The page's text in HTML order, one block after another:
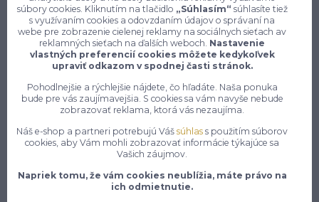
Konečne e-shop, kde nemusíte
vyberať medzi kvalitou a cenou,
pre mužov a ženy na jednom mieste,
7 z 10 zákazníkov si objedná znovu do 30 dní —
zistite, čo je na našich pracovných odevoch a
súbory cookies. Kliknutím na tlačidlo „Súhlasím“ súhlasíte tiež
s využívaním cookies a odovzdaním údajov o správaní na
webe pre zobrazenie cielenej reklamy na sociálnych sieťach av
reklamných sieťach na ďalších weboch. Nastavenie
vlastných preferencií cookies môžete kedykoľvek
upraviť odkazom v spodnej časti stránok.
Pohodlnejšie a rýchlejšie nájdete, čo hľadáte. Naša ponuka
bude pre vás zaujímavejšia. S cookies sa vám navyše nebude
zobrazovať reklama, ktorá vás nezaujíma.
Náš e-shop a partneri potrebujú Vášsúhlas s použitím súborov
cookies, aby Vám mohli zobrazovať informácie týkajúce sa
Vašich záujmov.
Napriek tomu, že vám cookies neublížia, máte právo na
ich odmietnutie.